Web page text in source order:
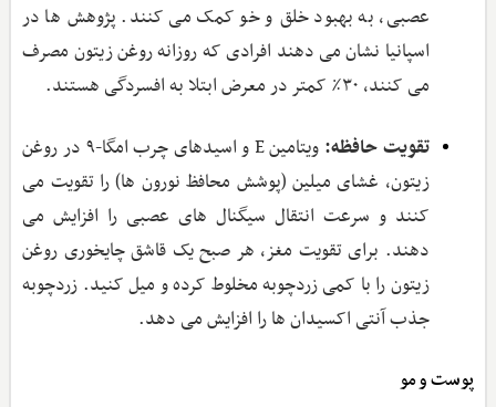
عصبی، به بهبود خلق‌ و خو کمک می ‌کنند. پژوهش‌ ها در
اسپانیا نشان می ‌دهند افرادی که روزانه روغن زیتون مصرف
می‌ کنند، ۳۰٪ کمتر در معرض ابتلا به افسردگی هستند.
تقویت حافظه:
ویتامین E و اسیدهای چرب امگا-۹ در روغن
زیتون، غشای میلین (پوشش محافظ نورون‌ ها) را تقویت می‌
کنند و سرعت انتقال سیگنال ‌های عصبی را افزایش می‌
دهند. برای تقویت مغز، هر صبح یک قاشق چایخوری روغن
زیتون را با کمی زردچوبه مخلوط کرده و میل کنید. زردچوبه
جذب آنتی ‌اکسیدان‌ ها را افزایش می ‌دهد.
پوست و مو